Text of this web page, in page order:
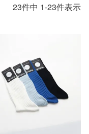
23件中 1-23件表示